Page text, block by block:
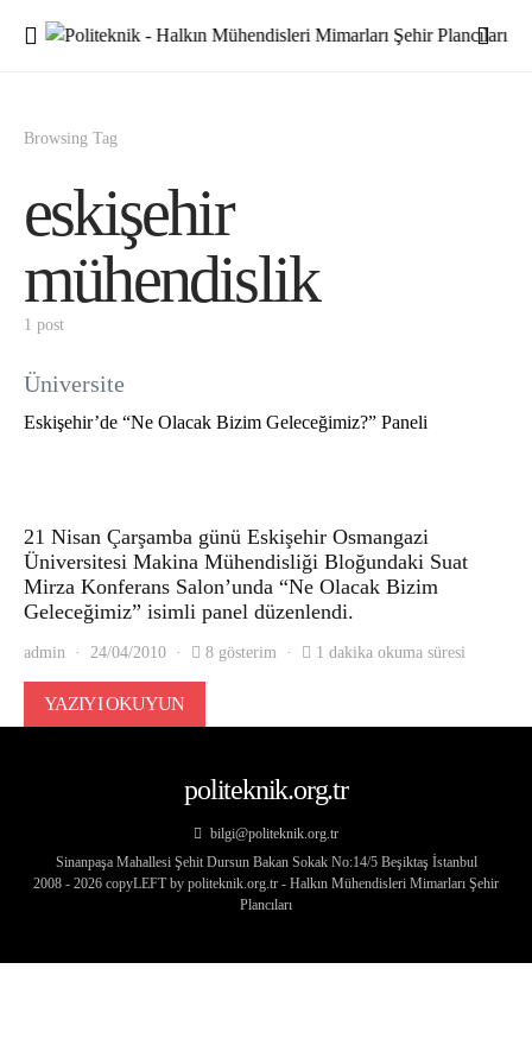
Browsing Tag
eskişehir
mühendislik
1 post
Üniversite
Eskişehir’de “Ne Olacak Bizim Geleceğimiz?” Paneli
21 Nisan Çarşamba günü Eskişehir Osmangazi
Üniversitesi Makina Mühendisliği Bloğundaki Suat
Mirza Konferans Salon’unda “Ne Olacak Bizim
Geleceğimiz” isimli panel düzenlendi.
admin 24/04/2010 8 gösterim 1 dakika okuma süresi
YAZIYI OKUYUN
politeknik.org.tr
bilgi@politeknik.org.tr
Sinanpaşa Mahallesi Şehit Dursun Bakan Sokak No:14/5 Beşiktaş İstanbul
2008 - 2026 copyLEFT by politeknik.org.tr - Halkın Mühendisleri Mimarları Şehir
Plancıları